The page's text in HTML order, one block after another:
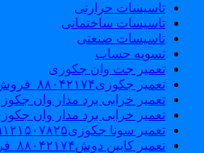
تاسیسات حرارتی
تاسیسات ساختمانی
تاسیسات صنعتی
تسویه حساب
تعمیر جت وان جکوزی
تعمیر جکوزی۸۸۰۴۲۱۷۴_فروش وان_جکوزی
تعمیر خرابی برد مدار وان جکوزی
تعمیر خرابی برد مدار وان جکوزی
تعمیر سونا جکوزی۰۹۱۲۱۵۰۷۸۲۵#| Sauna | Jacuzzi
تعمیر کابین دوش۸۸۰۴۲۱۷۴_فروش کابین دوش